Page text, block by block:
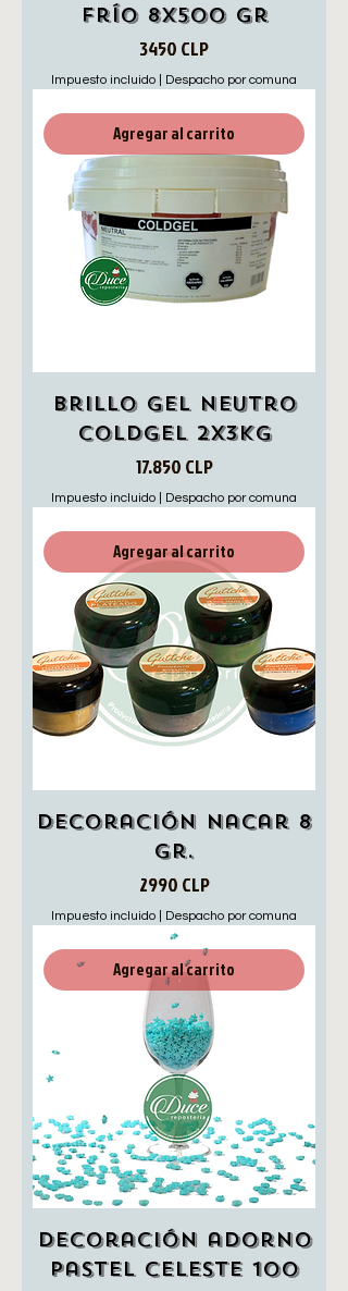
frío 8x500 gr
Precio
3450 CLP
Impuesto incluido Despacho por comuna
Agregar al carrito
Brillo gel neutro
coldgel 2x3kg
Precio
17.850 CLP
Impuesto incluido Despacho por comuna
Agregar al carrito
Decoración Nacar 8
gr.
Precio
2990 CLP
Impuesto incluido Despacho por comuna
Agregar al carrito
Decoración adorno
pastel celeste 100